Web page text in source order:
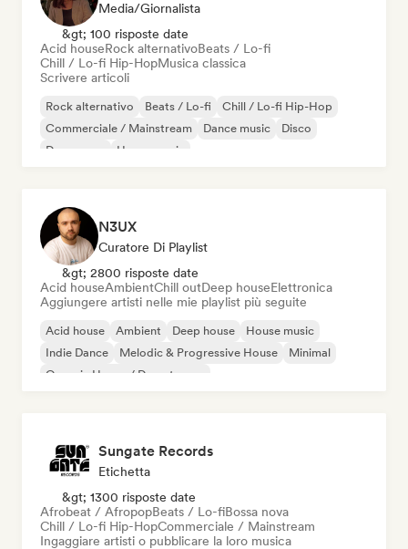
Media/Giornalista
&gt; 100 risposte date
Acid houseRock alternativoBeats / Lo-fi
Chill / Lo-fi Hip-HopMusica classica
Scrivere articoli
Rock alternativo Beats / Lo-fi
Chill / Lo-fi Hip-Hop
Commerciale / Mainstream
Dance music
Disco
Dream pop
House music
N3UX
Curatore Di Playlist
&gt; 2800 risposte date
Acid houseAmbientChill outDeep houseElettronica
Aggiungere artisti nelle mie playlist più seguite
Acid house Ambient Deep house
House music
Indie Dance
Melodic & Progressive House
Minimal
Organic House / Downtempo
Sungate Records
Etichetta
&gt; 1300 risposte date
Afrobeat / AfropopBeats / Lo-fiBossa nova
Chill / Lo-fi Hip-HopCommerciale / Mainstream
Ingaggiare artisti o pubblicare la loro musica